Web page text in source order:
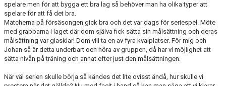
spelare men för att bygga ett bra lag så behöver man ha olika typer att
spelare för att få det bra.
Matcherna på försäsongen gick bra och det var dags för seriespel. Möte
med grabbarna i laget där dom själva fick sätta sin målsättning och deras
målsättning var glasklar! Dom vill ta en av fyra kvalplatser. För mig och
Johan så är detta underbart och höra av gruppen, då har vi möjlighet att
sätta nivån på träning och annat efter just den målsättningen.
När väl serien skulle börja så kändes det lite ovisst ändå, hur skulle vi